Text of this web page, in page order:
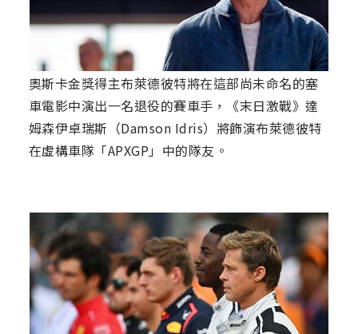
奧斯卡金獎得主布萊德彼特將在這部尚未命名的塞
車電影中演出一名退役的賽車手，《末日激戰》達
姆森伊卓瑞斯（Damson Idris）將飾演布萊德彼特
在虛構車隊「APXGP」中的隊友。